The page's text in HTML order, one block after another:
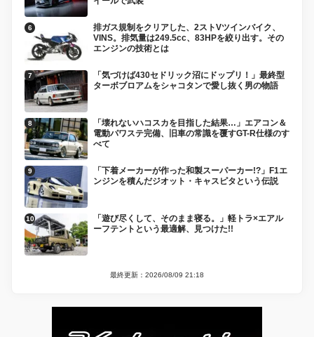
排ガス規制をクリアした、2ストVツインバイク、
VINS。排気量は249.5cc、83HPを絞り出す。その
エンジンの技術とは
「気づけば430セドリック沼にドップリ！」最終型
ターボブロアムをシャコタンで愛し抜く男の物語
「壊れないハコスカを目指した結果…」エアコン＆
電動パワステ完備、旧車の常識を覆すGT-R仕様のす
べて
「下着メーカーが作った和製スーパーカー!?」F1エ
ンジンを積んだジオット・キャスピタという伝説
「遊び尽くして、そのまま寝る。」軽トラ×エアル
ーフテントという最適解、見つけた!!
最終更新：2026/08/09 21:18